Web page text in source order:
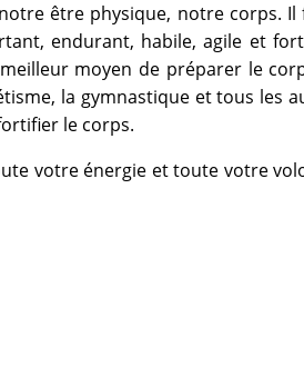
être physique, notre corps. Il
endurant, habile, agile et fort
moyen de préparer le
la gymnastique et tous les
le corps.
votre énergie et toute votre